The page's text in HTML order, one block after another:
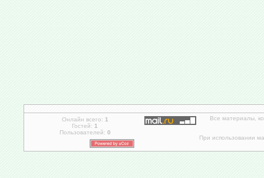
Онлайн всего: 1
Гостей: 1
Пользователей: 0
Все материалы,
При использовании